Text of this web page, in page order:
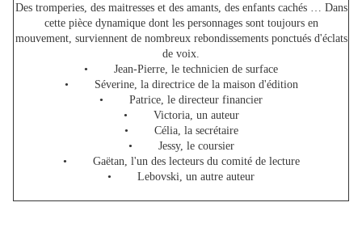
Des tromperies, des maitresses et des amants, des enfants cachés … Dans
cette pièce dynamique dont les personnages sont toujours en
mouvement, surviennent de nombreux rebondissements ponctués d'éclats
de voix.
• Jean-Pierre, le technicien de surface
• Séverine, la directrice de la maison d'édition
• Patrice, le directeur financier
• Victoria, un auteur
• Célia, la secrétaire
• Jessy, le coursier
• Gaëtan, l'un des lecteurs du comité de lecture
• Lebovski, un autre auteur